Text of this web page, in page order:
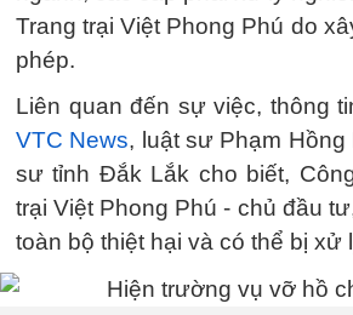
Trang trại Việt Phong Phú do
phép.
Liên quan đến sự việc, thông
VTC News, luật sư Phạm
sư tỉnh Đắk Lắk cho biết,
trại Việt Phong Phú - chủ đầu
toàn bộ thiệt hại và có thể bị xử